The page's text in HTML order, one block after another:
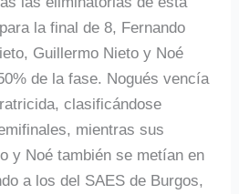
la final de 8, Fernando
Guillermo Nieto y Noé
de la fase. Nogués vencía
clasificándose
mientras sus
y Noé también se metían en
a los del SAES de Burgos,